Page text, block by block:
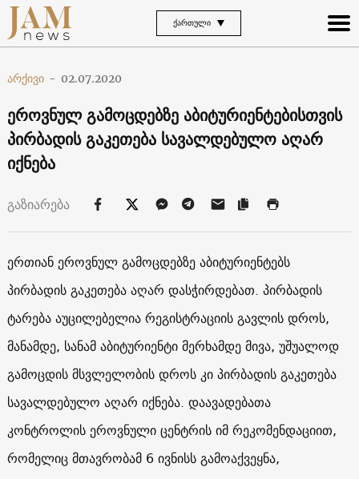
ᲥᲐᲠᲗᲣᲚᲘ
არქივი - 02.07.2020
ეროვნულ გამოცდებზე აბიტურიენტებისთვის
პირბადის გაკეთება სავალდებულო აღარ
იქნება
გაზიარება
ერთიან ეროვნულ გამოცდებზე აბიტურიენტებს
პირბადის გაკეთება აღარ დასჭირდებათ. პირბადის
ტარება აუცილებელია რეგისტრაციის გავლის დროს,
მანამდე, სანამ აბიტურიენტი მერხამდე მივა, უშუალოდ
გამოცდის მსვლელობის დროს კი პირბადის გაკეთება
სავალდებულო აღარ იქნება. დაავადებათა
კონტროლის ეროვნული ცენტრის იმ რეკომენდაციით,
რომელიც მთავრობამ 6 ივნისს გამოაქვეყნა,